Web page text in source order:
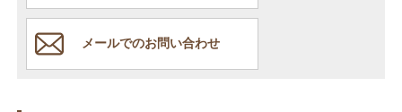
メールでのお問い合わせ